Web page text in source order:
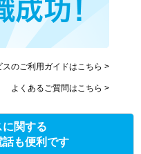
スのご利用ガイドはこちら >
よくあるご質問はこちら >
関する
も便利です